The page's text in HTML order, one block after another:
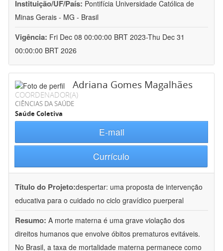
Instituição/UF/País: Pontifícia Universidade Católica de
Minas Gerais - MG - Brasil
Vigência: Fri Dec 08 00:00:00 BRT 2023-Thu Dec 31
00:00:00 BRT 2026
Adriana Gomes Magalhães
COORDENADOR(A)
CIÊNCIAS DA SAÚDE
Saúde Coletiva
E-mail
Currículo
Título do Projeto:despertar: uma proposta de intervenção
educativa para o cuidado no ciclo gravídico puerperal
Resumo: A morte materna é uma grave violação dos
direitos humanos que envolve óbitos prematuros evitáveis.
No Brasil, a taxa de mortalidade materna permanece como